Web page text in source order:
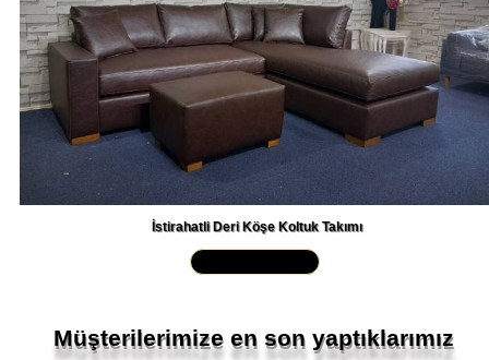
İstirahatli Deri Köşe Koltuk Takımı
Müşterilerimize en son yaptıklarımız